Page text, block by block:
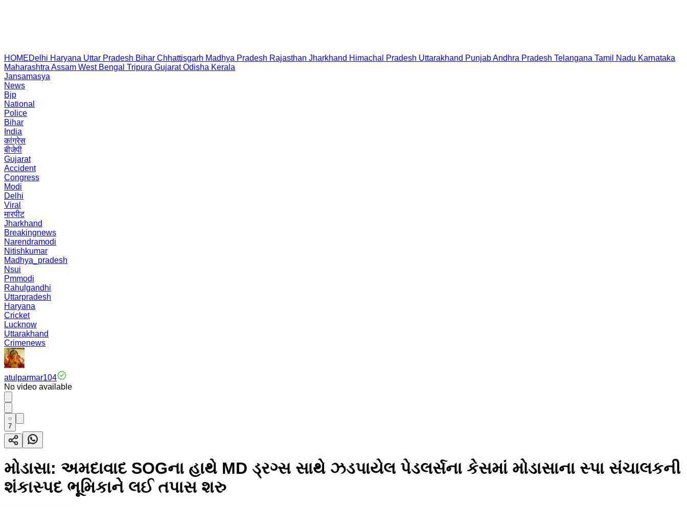
HOMEDelhi Haryana Uttar Pradesh Bihar Chhattisgarh Madhya Pradesh Rajasthan Jharkhand Himachal Pradesh Uttarakhand PunjabAndhra Pradesh Telangana Tamil Nadu Karnataka
Maharashtra Assam West Bengal Tripura Gujarat Odisha Kerala
Jansamasya
News
Bjp
National
Police
Bihar
India
कांग्रेस
बीजेपी
Gujarat
Accident
Congress
Modi
Delhi
Viral
मारपीट
Jharkhand
Breakingnews
Narendramodi
Nitishkumar
Madhya_pradesh
Nsui
Pmmodi
Rahulgandhi
Uttarpradesh
Haryana
Cricket
Lucknow
Uttarakhand
Crimenews
atulparmar104
No video available
7
મોડાસા: અમદાવાદ SOGના હાથે MD ડ્રગ્સ સાથે ઝડપાયેલ પેડલર્સના કેસમાં મોડાસાના સ્પા સંચાલકની
શંકાસ્પદ ભૂમિકાને લઈ તપાસ શરુ